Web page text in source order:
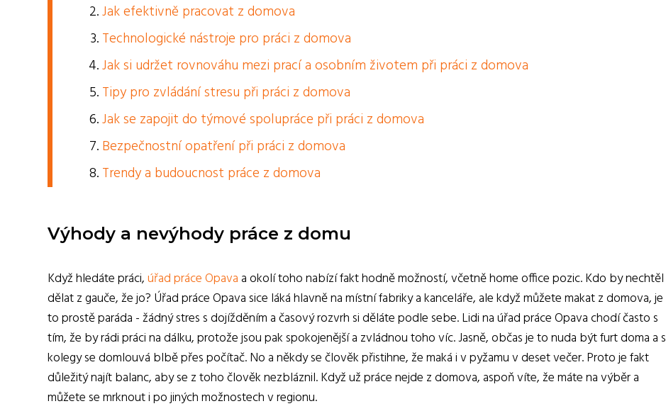
Jak efektivně pracovat z domova
Technologické nástroje pro práci z domova
Jak si udržet rovnováhu mezi prací a osobním životem při práci z domova
Tipy pro zvládání stresu při práci z domova
Jak se zapojit do týmové spolupráce při práci z domova
Bezpečnostní opatření při práci z domova
Trendy a budoucnost práce z domova
Výhody a nevýhody práce z domu
Když hledáte práci,úřad práce Opavaa okolí toho nabízí fakt hodně možností, včetně home office pozic. Kdo by nechtěl
dělat z gauče, že jo? Úřad práce Opava sice láká hlavně na místní fabriky a kanceláře, ale když můžete makat z domova, je
to prostě paráda - žádný stres s dojížděním a časový rozvrh si děláte podle sebe. Lidi na úřad práce Opava chodí často s
tím, že by rádi práci na dálku, protože jsou pak spokojenější a zvládnou toho víc. Jasně, občas je to nuda být furt doma a s
kolegy se domlouvá blbě přes počítač. No a někdy se člověk přistihne, že maká i v pyžamu v deset večer. Proto je fakt
důležitý najít balanc, aby se z toho člověk nezbláznil. Když už práce nejde z domova, aspoň víte, že máte na výběr a
můžete se mrknout i po jiných možnostech v regionu.